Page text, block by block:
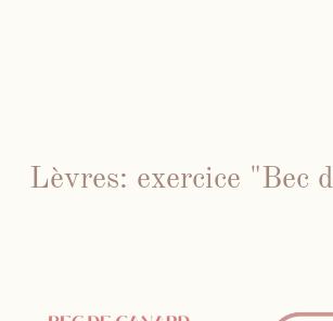
Lèvres: exercice "Bec